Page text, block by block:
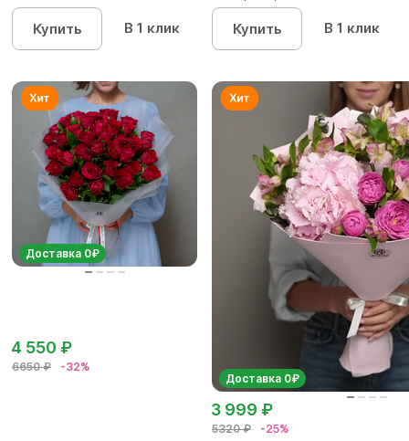
кустовых роз...
Купить В 1 клик Купить В 1 клик
Доставка 0₽
6650 ₽ -32%
4 550 ₽
Доставка 0₽
5320 ₽ -25%
3 999 ₽